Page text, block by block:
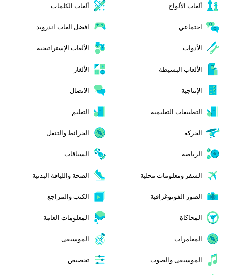
ألعاب الألواح ألعاب الكلمات
اجتماعي افضل العاب اندرويد
الأدوات الألعاب الإستراتيجية
الألعاب البسيطة الألغاز
الإنتاجية الاتصال
التطبيقات التعليمية التعليم
الحركة الخرائط والتنقل
الرياضة السباقات
السفر ومعلومات محلية الصحة واللياقة البدنية
الصور الفوتوغرافية الكتب والمراجع
المحاكاة المعلومات العامة
المغامرات الموسيقى
الموسيقى والصوت تخصيص